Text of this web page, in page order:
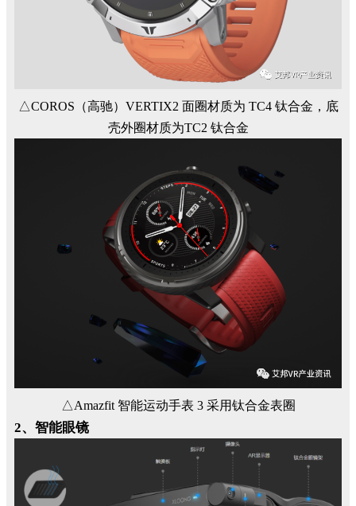
△COROS（高驰）VERTIX2 面圈材质为 TC4 钛合金，底
壳外圈材质为TC2 钛合金
△Amazfit 智能运动手表 3 采用钛合金表圈
2、智能眼镜